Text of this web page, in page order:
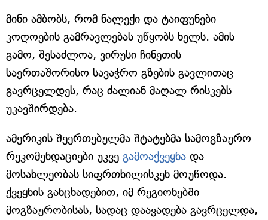
მინი ამბობს, რომ ნალექი და ტაიფუნები
კოღოების გამრავლებას უწყობს ხელს. ამის
გამო, შესაძლოა, ვირუსი ჩინეთის
საერთაშორისო სავაჭრო გზების გავლითაც
გავრცელდეს, რაც ძალიან მაღალ რისკებს
უკავშირდება.
ამერიკის შეერთებულმა შტატებმა სამოგზაურო
რეკომენდაციები უკვე გამოაქვეყნა და
მოსახლეობას სიფრთხილისკენ მოუწოდა.
ქვეყნის განცხადებით, იმ რეგიონებში
მოგზაურობისას, სადაც დაავადება გავრცელდა,